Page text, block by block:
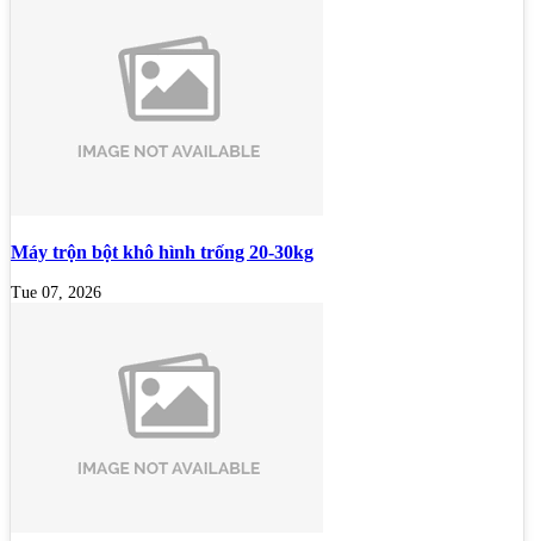
Máy trộn bột khô hình trống 20-30kg
Tue 07, 2026